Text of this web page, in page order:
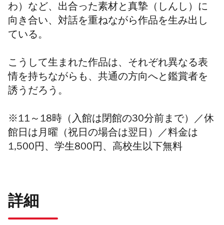
わ）など、出合った素材と真摯（しんし）に
向き合い、対話を重ねながら作品を生み出し
ている。
こうして生まれた作品は、それぞれ異なる表
情を持ちながらも、共通の方向へと鑑賞者を
誘うだろう。
※11 ～ 18時（入館は閉館の30分前まで）／休
館日は月曜（祝日の場合は翌日）／料金は
1,500円、学生800円、高校生以下無料
詳細